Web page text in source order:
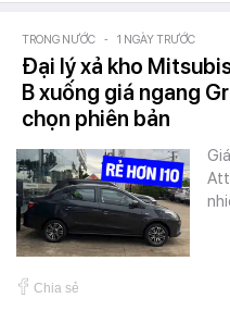
TRONG NƯỚC - 1 NGÀY TRƯỚC
Đại lý xả kho
B xuống giá ngang
chọn phiên bản
Chia sẻ